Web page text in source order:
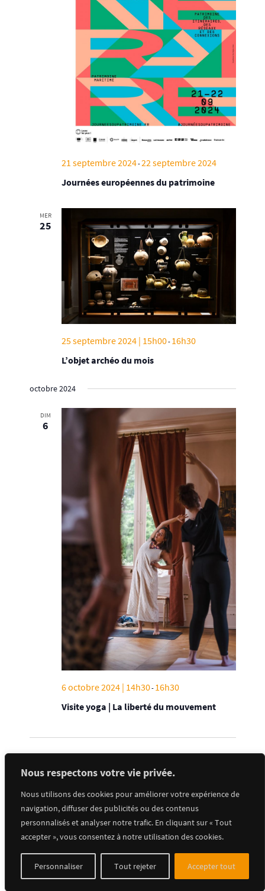
Nous respectons votre vie privée.
Nous utilisons des cookies pour améliorer votre expérience de
navigation, diffuser des publicités ou des contenus
personnalisés et analyser notre trafic. En cliquant sur « Tout
accepter », vous consentez à notre utilisation des cookies.
Personnaliser Tout rejeter Accepter tout
Journées européennes du patrimoine
21 septembre 2024-22 septembre 2024
MER
25
L’objet archéo du mois
25 septembre 2024 | 15h00- 16h30
octobre 2024
DIM
6
Visite yoga | La liberté du mouvement
6 octobre 2024 | 14h30- 16h30
Évènements
précédents Aujourd’hui Évènements
suivants
S’abonner au calendrier